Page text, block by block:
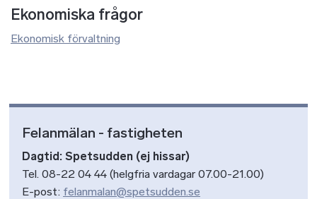
Ekonomiska frågor
Ekonomisk förvaltning
Felanmälan - fastigheten
Dagtid: Spetsudden (ej hissar)
Tel. 08-22 04 44 (helgfria vardagar 07.00-21.00)
E-post: felanmalan@spetsudden.se